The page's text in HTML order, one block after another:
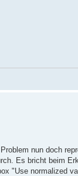
nun doch
Es bricht beim
"Use normalized